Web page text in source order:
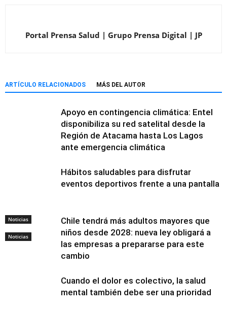
Portal Prensa Salud | Grupo Prensa Digital | JP
ARTÍCULO RELACIONADOS MÁS DEL AUTOR
Noticias
Apoyo en contingencia climática: Entel
disponibiliza su red satelital desde la
Región de Atacama hasta Los Lagos
ante emergencia climática
Noticias
Hábitos saludables para disfrutar
eventos deportivos frente a una pantalla
Chile tendrá más adultos mayores que
niños desde 2028: nueva ley obligará a
las empresas a prepararse para este
cambio
Cuando el dolor es colectivo, la salud
mental también debe ser una prioridad